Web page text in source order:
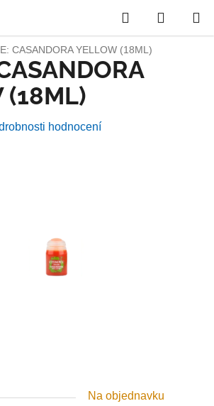
Hledat
KOŠÍK
CASANDORA YELLOW (18ML)
Na objednavku
(18ML)
hodnocení